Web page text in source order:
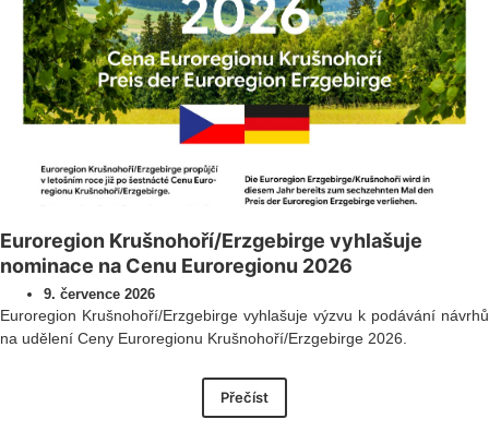
Euroregion Krušnohoří/Erzgebirge vyhlašuje
nominace na Cenu Euroregionu 2026
9. července 2026
Euroregion Krušnohoří/Erzgebirge vyhlašuje výzvu k podávání návrhů
na udělení Ceny Euroregionu Krušnohoří/Erzgebirge 2026.
Přečíst